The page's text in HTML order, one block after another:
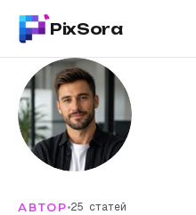
PixSora
АВТОР 25 статей